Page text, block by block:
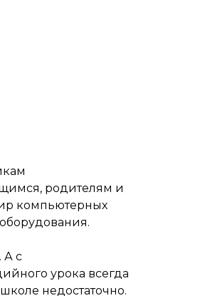
родителям и
компьютерных
А с
урока всегда
недостаточно.